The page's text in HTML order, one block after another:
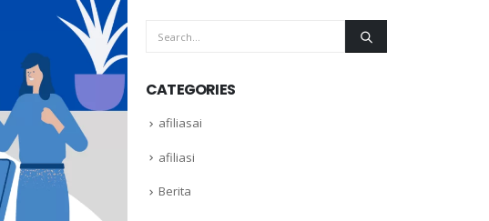
CATEGORIES
afiliasai
afiliasi
Berita